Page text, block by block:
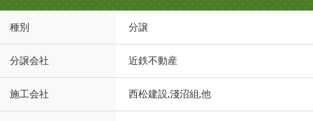
種別 分譲
分譲会社 近鉄不動産
施工会社 西松建設,淺沼組,他